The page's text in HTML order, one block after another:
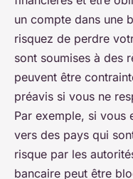
un compte dans une
risquez de perdre
sont soumises à des
peuvent être
préavis si vous ne
Par exemple, si vous
vers des pays qui
risque par les
bancaire peut être